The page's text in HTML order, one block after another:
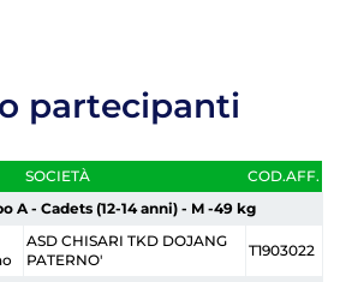
partecipanti
SOCIETÀ
COD.AFF.
A - Cadets (12-14 anni) - M -49 kg
ASD CHISARI TKD DOJANG
PATERNO'
T1903022